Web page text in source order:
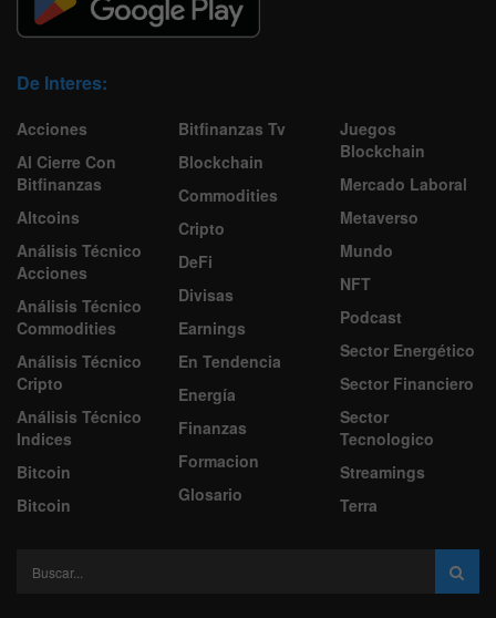
De Interes:
Acciones
Al Cierre Con
Bitfinanzas
Altcoins
Análisis Técnico
Acciones
Análisis Técnico
Commodities
Análisis Técnico
Cripto
Análisis Técnico
Indices
Bitcoin
Bitcoin
Bitfinanzas Tv
Blockchain
Commodities
Cripto
DeFi
Divisas
Earnings
En Tendencia
Energía
Finanzas
Formacion
Glosario
Juegos
Blockchain
Mercado Laboral
Metaverso
Mundo
NFT
Podcast
Sector Energético
Sector Financiero
Sector
Tecnologico
Streamings
Terra